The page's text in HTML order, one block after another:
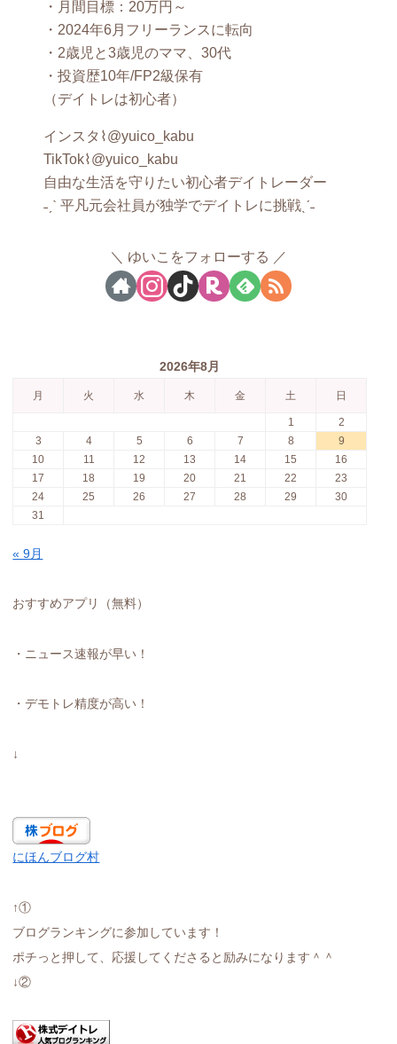
・月間目標：20万円～
・2024年6月フリーランスに転向
・2歳児と3歳児のママ、30代
・投資歴10年/FP2級保有
（デイトレは初心者）
インスタ⌇@yuico_kabu
TikTok⌇@yuico_kabu
自由な生活を守りたい初心者デイトレーダー
˗ˏˋ 平凡元会社員が独学でデイトレに挑戦ˎˊ˗
ゆいこをフォローする
2026年8月
月 火 水 木 金 土 日
1
2
3
4 5 6 7 8
9
10
11 12 13 14 15
16
17
18 19 20 21 22
23
24
25 26 27 28 29
30
31
« 9月
おすすめアプリ（無料）
・ニュース速報が早い！
・デモトレ精度が高い！
↓
↑①
ブログランキングに参加しています！
ポチっと押して、応援してくださると励みになります＾＾